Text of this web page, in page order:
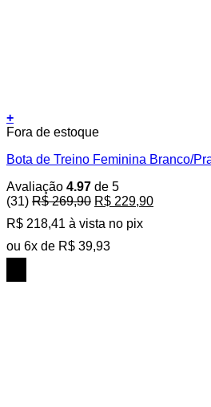
+
Este
tem
variantes.
As
opções
podem
ser
escolhidas
Fora de estoque
Bota de Treino Feminina Branco/
Avaliação 4.97 de 5
(31) R$269,90 O
original
era:
R$ 229,90O
R$ 218,41 à vista no pix
ou 6x de R$ 39,93